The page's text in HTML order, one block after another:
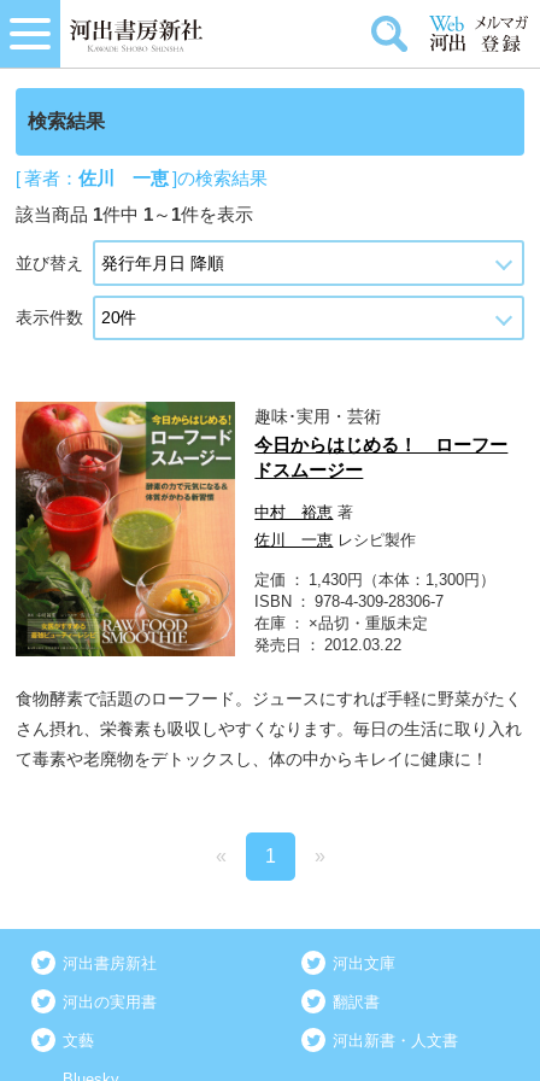
検索結果
[ 著者：佐川 一恵]の検索結果
該当商品 1件中 1～ 1件を表示
並び替え
表示件数
趣味･実用・芸術
今日からはじめる！ ローフー
ドスムージー
中村 裕恵 著
佐川 一恵 レシピ製作
定価
1,430円（本体：1,300円）
ISBN
978-4-309-28306-7
在庫
×品切・重版未定
発売日
2012.03.22
食物酵素で話題のローフード。ジュースにすれば手軽に野菜がたく
さん摂れ、栄養素も吸収しやすくなります。毎日の生活に取り入れ
て毒素や老廃物をデトックスし、体の中からキレイに健康に！
« 1 »
河出書房新社 河出文庫
河出の実用書 翻訳書
文藝 河出新書・人文書